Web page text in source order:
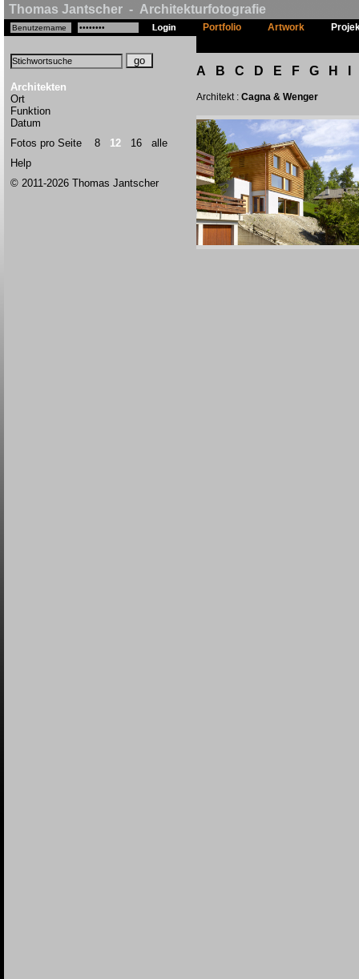
Thomas Jantscher - Architekturfotografie
Architekten
Ort
Funktion
Datum
Fotos pro Seite 8 12 16
alle
Help
© 2011-2026 Thomas Jantscher
Portfolio Artwork
A B C D E F G H
Architekt : Cagna & Wenger